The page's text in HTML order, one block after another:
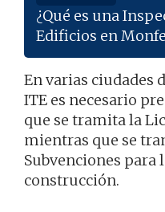
¿Qué es una
Edificios en
En varias ciudades
ITE es necesario
que se tramita la
mientras que se
Subvenciones para
construcción.